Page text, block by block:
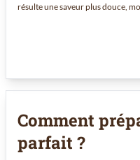
résulte une saveur plus douce,
Comment
parfait ?